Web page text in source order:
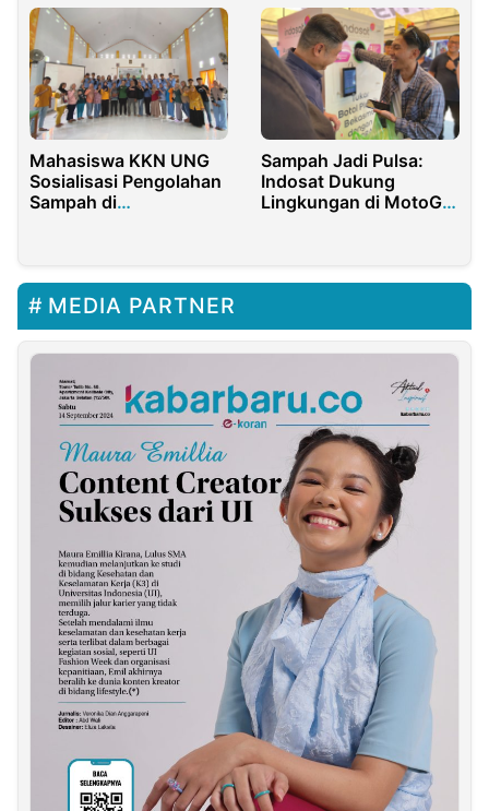
Mahasiswa KKN UNG
Sosialisasi Pengolahan
Sampah di
Sampah Jadi Pulsa:
Indosat Dukung
Lingkungan di MotoGP
MEDIA PARTNER